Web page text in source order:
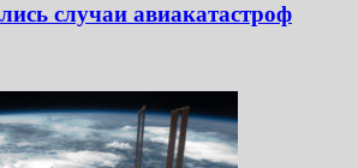
случаи авиакатастроф